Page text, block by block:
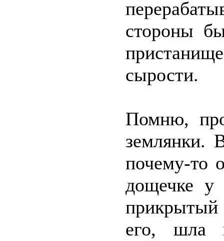
стороны
сырости.
Помню,
землянки.
почему-то
дощечке у
прикрытый
его, шла